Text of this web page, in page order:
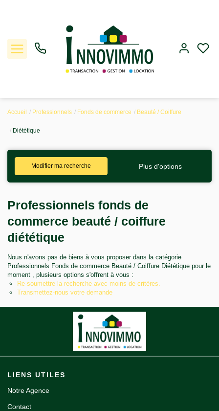
Ventes
Locations
Gestion
Estimation
Notre agence
Contact
Accueil Professionnels Fonds de commerce Beauté / Coiffure
Diététique
Modifier ma recherche Plus d'options
Professionnels fonds de
commerce beauté / coiffure
diététique
Nous n'avons pas de biens à vous proposer dans la catégorie
Professionnels Fonds de commerce Beauté / Coiffure Diététique pour le
moment , plusieurs options s'offrent à vous :
Re-soumettre la recherche avec moins de critères.
Transmettez-nous votre demande
LIENS UTILES
Notre Agence
Contact